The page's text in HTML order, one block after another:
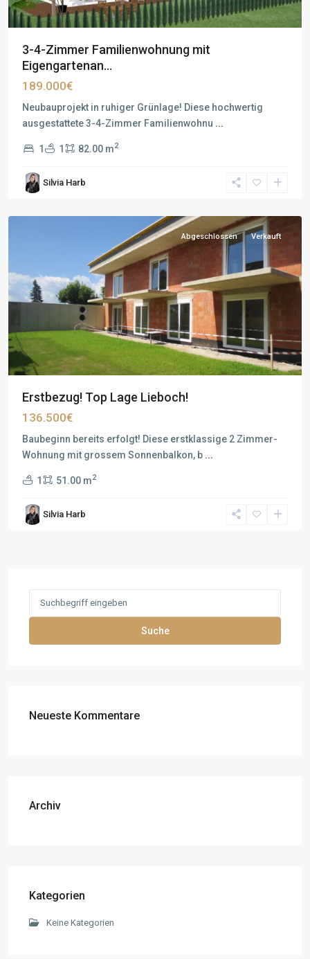
3-4-Zimmer Familienwohnung mit
Eigengartenan...
189.000€
Neubauprojekt in ruhiger Grünlage! Diese hochwertig
ausgestattete 3-4-Zimmer Familienwohnu ...
1 1 82.00 m2
Silvia Harb
Abgeschlossen Verkauft
Erstbezug! Top Lage Lieboch!
136.500€
Baubeginn bereits erfolgt! Diese erstklassige 2 Zimmer-
Wohnung mit grossem Sonnenbalkon, b ...
1 51.00 m2
Silvia Harb
Suche
Neueste Kommentare
Archiv
Kategorien
Keine Kategorien